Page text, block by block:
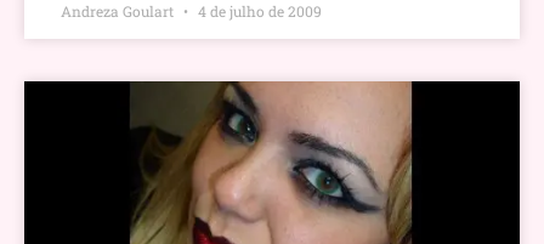
Andreza Goulart 4 de julho de 2009